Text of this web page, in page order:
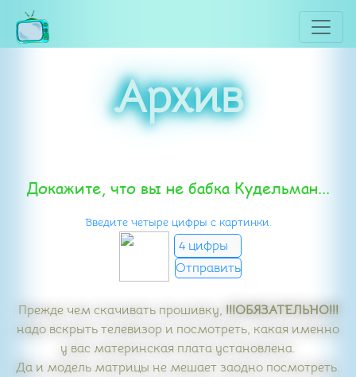
Архив
Докажите, что вы не бабка Кудельман...
Введите четыре цифры с картинки.
Прежде чем скачивать прошивку, !!!ОБЯЗАТЕЛЬНО!!!
надо вскрыть телевизор и посмотреть, какая именно
у вас материнская плата установлена.
Да и модель матрицы не мешает заодно посмотреть.